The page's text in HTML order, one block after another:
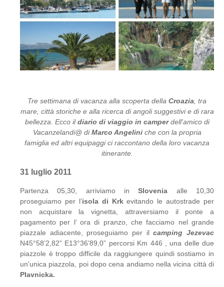
Tre settimana di vacanza alla scoperta della Croazia , tra
mare, città storiche e alla ricerca di angoli suggestivi e di rara
bellezza. Ecco ildiario di viaggio in camperdell'amico di
Vacanzelandi@ diMarco Angeliniche con la propria
famiglia ed altri equipaggi ci raccontano della loro vacanza
itinerante.
31 luglio 2011
Partenza 05,30, arriviamo inSlovenia alle 10,30
proseguiamo per l’isola di Krkevitando le autostrade per
non acquistare la vignetta, attraversiamo il ponte a
pagamento per l’ ora di pranzo, che facciamo nel grande
piazzale adiacente, proseguiamo per ilcamping Jezevac
N45°58’2,82” E13°36’89,0” percorsi Km 446 , una delle due
piazzole è troppo difficile da raggiungere quindi sostiamo in
un'unica piazzola, poi dopo cena andiamo nella vicina città di
Plavnicka.